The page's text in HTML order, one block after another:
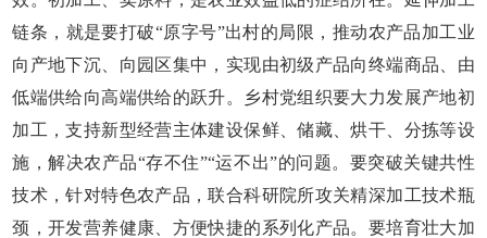
链条，就是要打破“原字号”出村的局限，推动农产品加工业
向产地下沉、向园区集中，实现由初级产品向终端商品、由
低端供给向高端供给的跃升。乡村党组织要大力发展产地初
加工，支持新型经营主体建设保鲜、储藏、烘干、分拣等设
施，解决农产品“存不住”“运不出”的问题。要突破关键共性
技术，针对特色农产品，联合科研院所攻关精深加工技术瓶
颈，开发营养健康、方便快捷的系列化产品。要培育壮大加